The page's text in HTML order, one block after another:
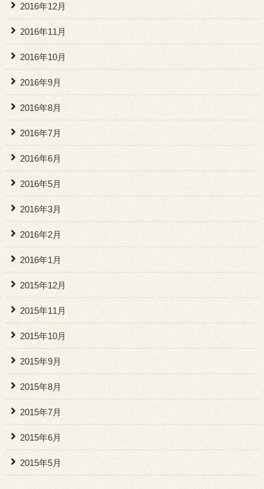
2016年12月
2016年11月
2016年10月
2016年9月
2016年8月
2016年7月
2016年6月
2016年5月
2016年3月
2016年2月
2016年1月
2015年12月
2015年11月
2015年10月
2015年9月
2015年8月
2015年7月
2015年6月
2015年5月